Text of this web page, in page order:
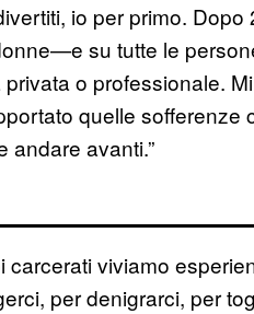
io per primo.
su tutte le
o professionale.
quelle sofferenze
andare avanti.”
viviamo
per denigrarci, per